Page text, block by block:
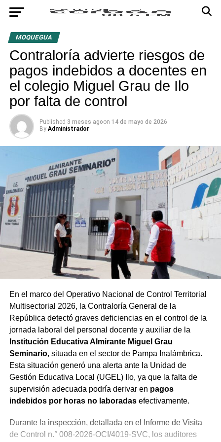
MOQUEGUA
Contraloría advierte riesgos de
pagos indebidos a docentes en
el colegio Miguel Grau de Ilo
por falta de control
Published 3 meses agoon 14 de mayo de 2026
By Administrador
En el marco del Operativo Nacional de Control Territorial
Multisectorial 2026, la Contraloría General de la
República detectó graves deficiencias en el control de la
jornada laboral del personal docente y auxiliar de la
Institución Educativa Almirante Miguel Grau
Seminario, situada en el sector de Pampa Inalámbrica.
Esta situación generó una alerta ante la Unidad de
Gestión Educativa Local (UGEL) Ilo, ya que la falta de
supervisión adecuada podría derivar en pagos
indebidos por horas no laboradasefectivamente.
Durante la inspección, detallada en el Informe de Visita
de Control n.° 008-2026-OCI/4019-SVC, los auditores